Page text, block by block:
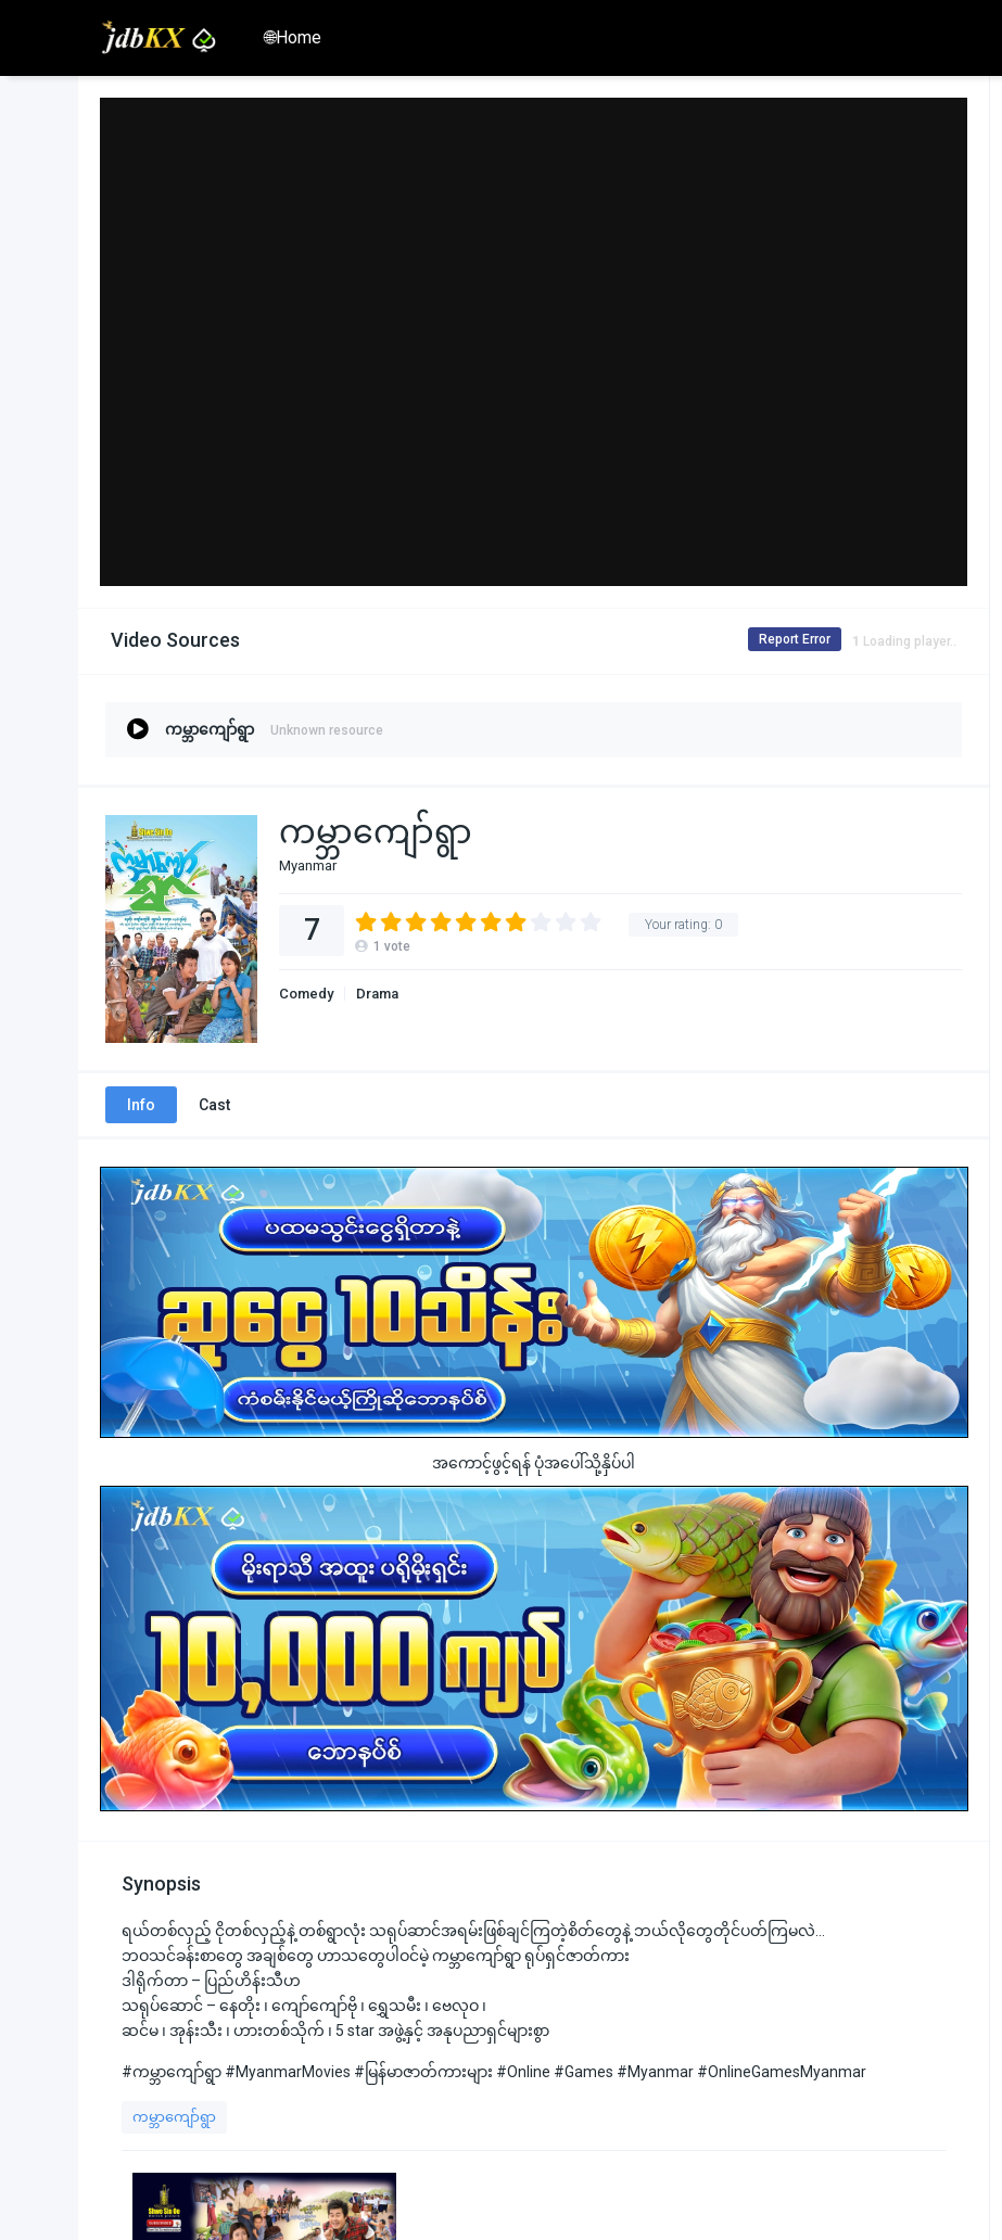
🌐Home
Video Sources Loading player..
Report Error
ကမ္ဘာကျော်ရွာ Unknown resource
ကမ္ဘာကျော်ရွာ
Myanmar
Your rating: 0
7 1 vote
Comedy Drama
Info Cast
အကောင့်ဖွင့်ရန် ပုံအပေါ်သို့နှိပ်ပါ
Synopsis
ရယ်တစ်လှည့် ငိုတစ်လှည့်နဲ့ တစ်ရွာလုံး သရုပ်ဆာင်အရမ်းဖြစ်ချင်ကြတဲ့စိတ်တွေနဲ့ ဘယ်လိုတွေတိုင်ပတ်ကြမလဲ…
ဘဝသင်ခန်းစာတွေ အချစ်တွေ ဟာသတွေပါဝင်မဲ့ ကမ္ဘာကျော်ရွာ ရုပ်ရှင်ဇာတ်ကား
ဒါရိုက်တာ – ပြည်ဟိန်းသီဟ
သရုပ်ဆောင် – နေတိုး ၊ ကျော်ကျော်ဗို ၊ ရွှေသမီး ၊ ဗေလုဝ ၊
ဆင်မ ၊ အုန်းသီး ၊ ဟားတစ်သိုက် ၊ 5 star အဖွဲ့နှင့် အနုပညာရှင်များစွာ
#ကမ္ဘာကျော်ရွာ #MyanmarMovies #မြန်မာဇာတ်ကားများ #Online #Games #Myanmar #OnlineGamesMyanmar
ကမ္ဘာကျော်ရွာ